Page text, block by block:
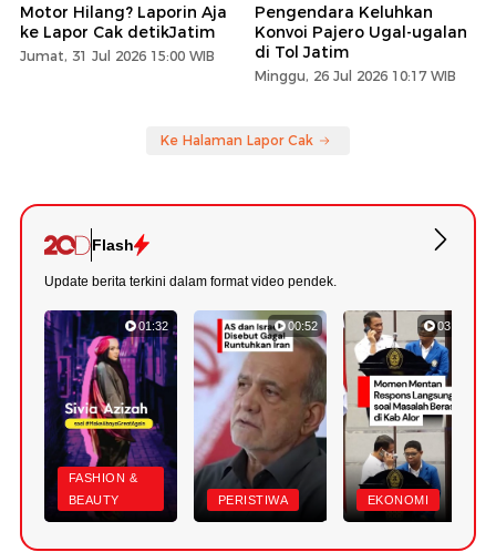
Motor Hilang? Laporin Aja
ke Lapor Cak detikJatim
Jumat, 31 Jul 2026 15:00 WIB
Pengendara Keluhkan
Konvoi Pajero Ugal-ugalan
di Tol Jatim
Minggu, 26 Jul 2026 10:17 WIB
Ke Halaman Lapor Cak
Flash
Update berita terkini dalam format video pendek.
01:32
FASHION &
BEAUTY
00:52
PERISTIWA
03:22
EKONOMI